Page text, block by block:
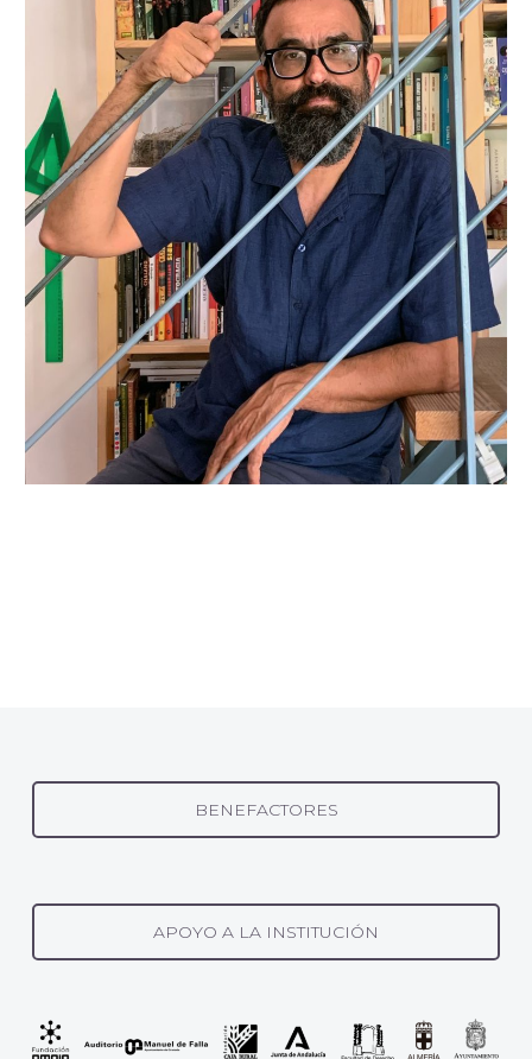
BENEFACTORES
APOYO A LA INSTITUCIÓN